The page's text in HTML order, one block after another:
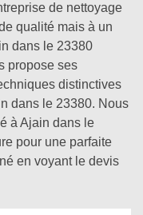
de nettoyage
qualité mais à un
dans le 23380
propose ses
distinctives
dans le 23380. Nous
à Ajain dans le
pour une parfaite
en voyant le devis